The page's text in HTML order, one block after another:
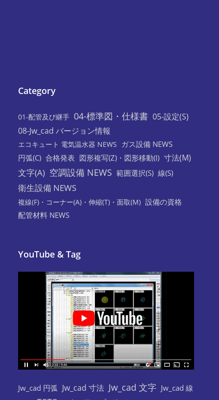
Category
01-配管及び継手 04-標準図・仕様書 05-設定(S)
08-Jw_cad バージョン情報
エコキュート 電気温水器 NEWS
ガス設備 NEWS
円弧(C) 合格発表 図形複写(Z)・図形移動(I) 寸法(M)
文字(A) 空調設備 NEWS 範囲選択(S) 線(S)
衛生設備 NEWS
複線(F)・コーナー(A)・伸縮(T)・面取(M) 設備の資格
配管材料 NEWS
YouTube & Tag
Jw_cad 円弧 Jw_cad 寸法 Jw_cad 文字 Jw_cad 線